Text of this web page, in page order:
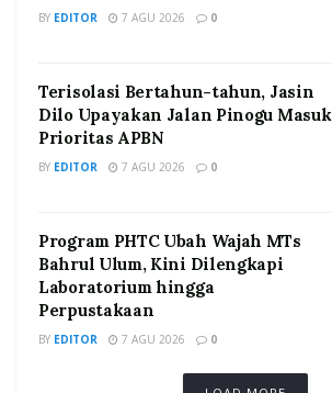
BY EDITOR 7 AGU 2026 0
Terisolasi Bertahun-tahun, Jasin
Dilo Upayakan Jalan Pinogu Masuk
Prioritas APBN
BY EDITOR 7 AGU 2026 0
Program PHTC Ubah Wajah MTs
Bahrul Ulum, Kini Dilengkapi
Laboratorium hingga
Perpustakaan
BY EDITOR 7 AGU 2026 0